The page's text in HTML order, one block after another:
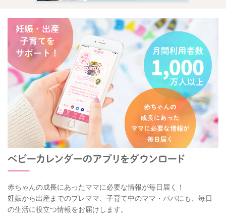
赤ちゃんの成長にあったママに必要な情報が毎日届く！
妊娠から出産までのプレママ、子育て中のママ・パパにも、毎日
の生活に役立つ情報をお届けします。